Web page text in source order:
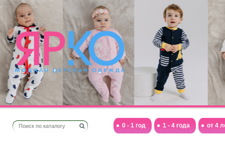
от 4
1 - 4 года
0 - 1 год